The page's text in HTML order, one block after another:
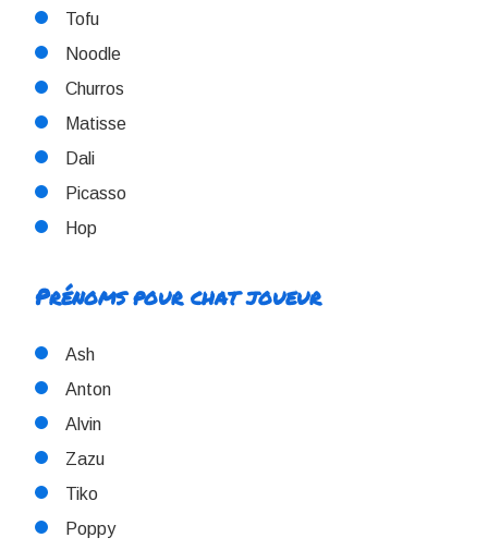
Tofu
Noodle
Churros
Matisse
Dali
Picasso
Hop
Prénoms pour chat joueur
Ash
Anton
Alvin
Zazu
Tiko
Poppy